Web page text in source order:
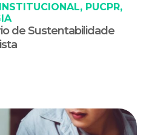
INSTITUCIONAL, PUCPR,
de Sustentabilidade